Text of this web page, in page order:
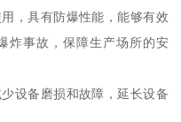
，具有防爆性能，能够有效
炸事故，保障生产场所的安
设备磨损和故障，延长设备